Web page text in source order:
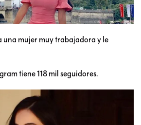
una mujer muy trabajadora y le
tiene 118 mil seguidores.